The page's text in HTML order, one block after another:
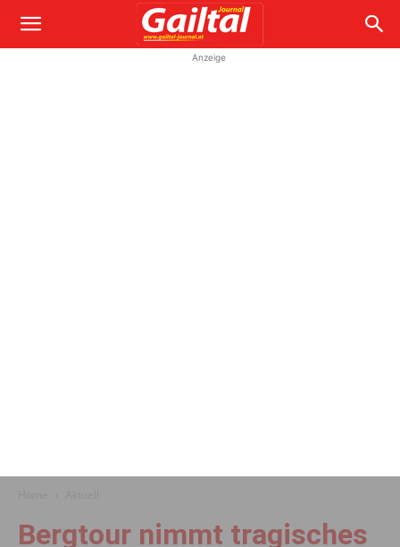
Anzeige
Bergtour nimmt tragisches